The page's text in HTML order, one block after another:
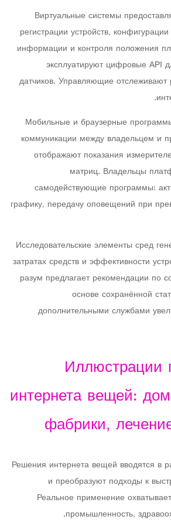
Виртуальные системы
регистрации устройств,
информации и контроля положения
эксплуатируют цифровые API
датчиков. Управляющие отслеживают
Мобильные и браузерные
коммуникации между владельцем и
отображают показания
матриц. Владельцы
самодействующие программы:
графику, передачу оповещений при
Исследовательские элементы сред
затратах средств и эффективности
разум предлагает рекомендации по
основе сохранённой
дополнительными службами
Иллюстрации
интернета вещей:
фабрики,
Решения интернета вещей вводятся в
и преобразуют подходы к
Реальное применение
промышленность,